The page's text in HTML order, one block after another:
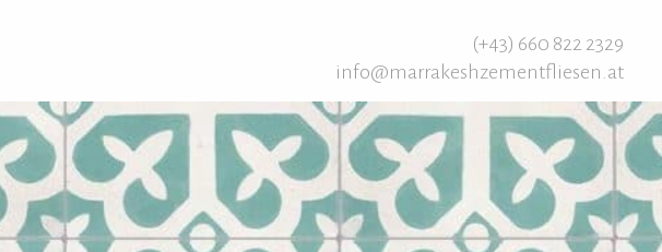
(+43) 660 822 2329
info@marrakeshzementfliesen.at